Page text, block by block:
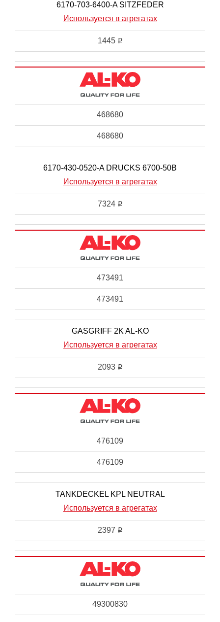
6170-703-6400-A SITZFEDER
Используется в агрегатах
1445 i
468680
468680
6170-430-0520-A DRUCKS 6700-50B
Используется в агрегатах
7324 i
473491
473491
GASGRIFF 2K AL-KO
Используется в агрегатах
2093 i
476109
476109
TANKDECKEL KPL NEUTRAL
Используется в агрегатах
2397 i
49300830